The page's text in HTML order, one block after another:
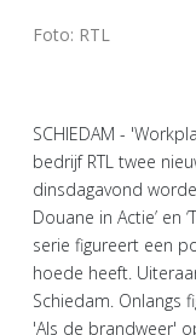
Foto: RTL
SCHIEDAM -
bedrijf RTL twee
dinsdagavond
Douane in Actie’ en
serie figureert een
hoede heeft.
Schiedam. Onlangs
'Als de brandweer'